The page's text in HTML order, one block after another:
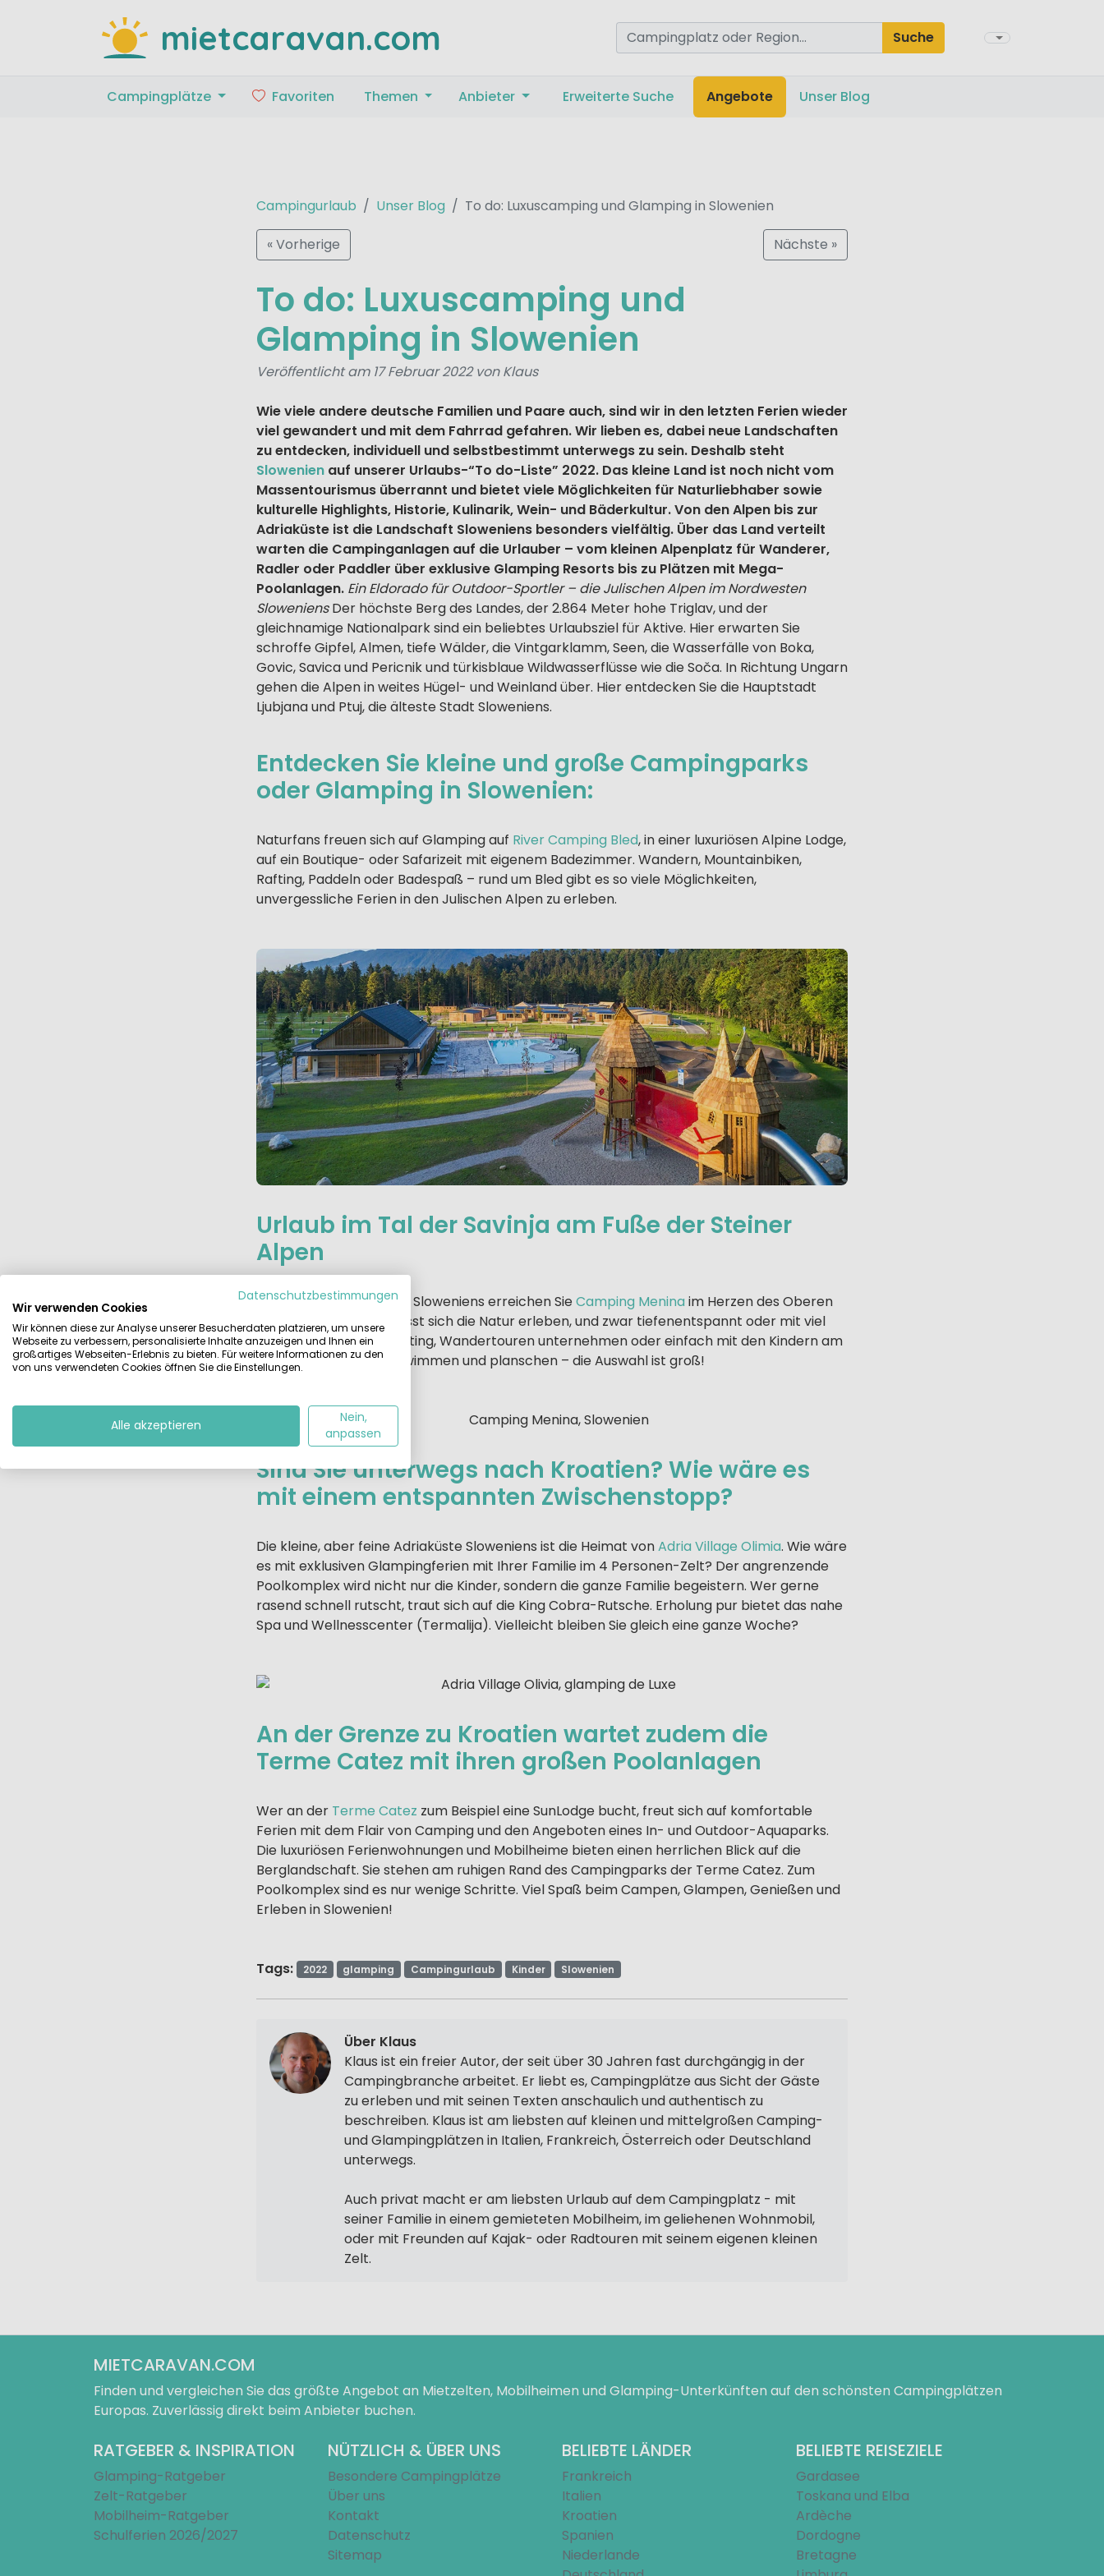
mietcaravan.com Suche
Campingplätze Favoriten Themen Anbieter Erweiterte Suche Angebote Unser Blog
Campingurlaub Unser Blog To do: Luxuscamping und Glamping in Slowenien
« Vorherige Nächste »
To do: Luxuscamping und
Glamping in Slowenien
Veröffentlicht am 17 Februar 2022 von Klaus
Wie viele andere deutsche Familien und Paare auch, sind wir in den letzten Ferien wieder
viel gewandert und mit dem Fahrrad gefahren. Wir lieben es, dabei neue Landschaften
zu entdecken, individuell und selbstbestimmt unterwegs zu sein. Deshalb steht
Slowenien auf unserer Urlaubs-“To do-Liste” 2022. Das kleine Land ist noch nicht vom
Massentourismus überrannt und bietet viele Möglichkeiten für Naturliebhaber sowie
kulturelle Highlights, Historie, Kulinarik, Wein- und Bäderkultur. Von den Alpen bis zur
Adriaküste ist die Landschaft Sloweniens besonders vielfältig. Über das Land verteilt
warten die Campinganlagen auf die Urlauber – vom kleinen Alpenplatz für Wanderer,
Radler oder Paddler über exklusive Glamping Resorts bis zu Plätzen mit Mega-
Poolanlagen. Ein Eldorado für Outdoor-Sportler – die Julischen Alpen im Nordwesten
SloweniensDer höchste Berg des Landes, der 2.864 Meter hohe Triglav, und der
gleichnamige Nationalpark sind ein beliebtes Urlaubsziel für Aktive. Hier erwarten Sie
schroffe Gipfel, Almen, tiefe Wälder, die Vintgarklamm, Seen, die Wasserfälle von Boka,
Govic, Savica und Pericnik und türkisblaue Wildwasserflüsse wie die Soča. In Richtung Ungarn
gehen die Alpen in weites Hügel- und Weinland über. Hier entdecken Sie die Hauptstadt
Ljubjana und Ptuj, die älteste Stadt Sloweniens.
Entdecken Sie kleine und große Campingparks
oder Glamping in Slowenien:
Naturfans freuen sich auf Glamping auf River Camping Bled, in einer luxuriösen Alpine Lodge,
auf ein Boutique- oder Safarizeit mit eigenem Badezimmer. Wandern, Mountainbiken,
Rafting, Paddeln oder Badespaß – rund um Bled gibt es so viele Möglichkeiten,
unvergessliche Ferien in den Julischen Alpen zu erleben.
Urlaub im Tal der Savinja am Fuße der Steiner
Alpen
Etwas mehr in der Mitte Sloweniens erreichen Sie Camping Menina im Herzen des Oberen
Savinjatals. Auch hier lässt sich die Natur erleben, und zwar tiefenentspannt oder mit viel
Action. Kajakfahren, Rafting, Wandertouren unternehmen oder einfach mit den Kindern am
kleinen See chillen, schwimmen und planschen – die Auswahl ist groß!
Sind Sie unterwegs nach Kroatien? Wie wäre es
mit einem entspannten Zwischenstopp?
Die kleine, aber feine Adriaküste Sloweniens ist die Heimat vonAdria Village Olimia. Wie wäre
es mit exklusiven Glampingferien mit Ihrer Familie im 4 Personen-Zelt? Der angrenzende
Poolkomplex wird nicht nur die Kinder, sondern die ganze Familie begeistern. Wer gerne
rasend schnell rutscht, traut sich auf die King Cobra-Rutsche. Erholung pur bietet das nahe
Spa und Wellnesscenter (Termalija). Vielleicht bleiben Sie gleich eine ganze Woche?
An der Grenze zu Kroatien wartet zudem die
Terme Catez mit ihren großen Poolanlagen
Wer an der Terme Catez zum Beispiel eine SunLodge bucht, freut sich auf komfortable
Ferien mit dem Flair von Camping und den Angeboten eines In- und Outdoor-Aquaparks.
Die luxuriösen Ferienwohnungen und Mobilheime bieten einen herrlichen Blick auf die
Berglandschaft. Sie stehen am ruhigen Rand des Campingparks der Terme Catez. Zum
Poolkomplex sind es nur wenige Schritte. Viel Spaß beim Campen, Glampen, Genießen und
Erleben in Slowenien!
Tags: 2022 glamping Campingurlaub Kinder Slowenien
Über Klaus
Klaus ist ein freier Autor, der seit über 30 Jahren fast durchgängig in der
Campingbranche arbeitet. Er liebt es, Campingplätze aus Sicht der Gäste
zu erleben und mit seinen Texten anschaulich und authentisch zu
beschreiben. Klaus ist am liebsten auf kleinen und mittelgroßen Camping-
und Glampingplätzen in Italien, Frankreich, Österreich oder Deutschland
unterwegs.
Auch privat macht er am liebsten Urlaub auf dem Campingplatz - mit
seiner Familie in einem gemieteten Mobilheim, im geliehenen Wohnmobil,
oder mit Freunden auf Kajak- oder Radtouren mit seinem eigenen kleinen
Zelt.
MIETCARAVAN.COM
Finden und vergleichen Sie das größte Angebot an Mietzelten, Mobilheimen und Glamping-Unterkünften auf den schönsten Campingplätzen
Europas. Zuverlässig direkt beim Anbieter buchen.
RATGEBER & INSPIRATION
Glamping-Ratgeber
Zelt-Ratgeber
Mobilheim-Ratgeber
Schulferien 2026/2027
NÜTZLICH & ÜBER UNS
Besondere Campingplätze
Über uns
Kontakt
Datenschutz
Sitemap
BELIEBTE LÄNDER
Frankreich
Italien
Kroatien
Spanien
Niederlande
BELIEBTE REISEZIELE
Gardasee
Toskana und Elba
Ardèche
Dordogne
Bretagne
Datenschutzbestimmungen
Wir verwenden Cookies
Wir können diese zur Analyse unserer Besucherdaten platzieren, um unsere
Webseite zu verbessern, personalisierte Inhalte anzuzeigen und Ihnen ein
großartiges Webseiten-Erlebnis zu bieten. Für weitere Informationen zu den
von uns verwendeten Cookies öffnen Sie die Einstellungen.
Alle akzeptieren
Nein,
anpassen